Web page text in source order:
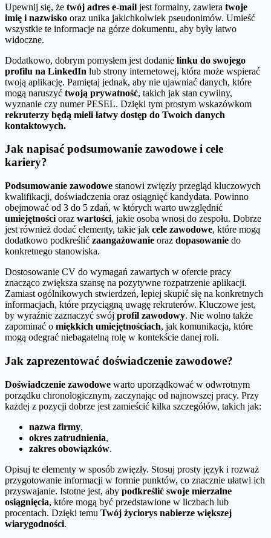
Upewnij się, że twój adres e-mail jest formalny, zawiera twoje
imię i nazwisko oraz unika jakichkolwiek pseudonimów. Umieść
wszystkie te informacje na górze dokumentu, aby były łatwo
widoczne.
Dodatkowo, dobrym pomysłem jest dodanie linku do swojego
profilu na LinkedIn lub strony internetowej, która może wspierać
twoją aplikację. Pamiętaj jednak, aby nie ujawniać danych, które
mogą naruszyć twoją prywatność, takich jak stan cywilny,
wyznanie czy numer PESEL. Dzięki tym prostym wskazówkom
rekruterzy będą mieli łatwy dostęp do Twoich danych
kontaktowych.
Jak napisać podsumowanie zawodowe i cele
kariery?
Podsumowanie zawodowe stanowi zwięzły przegląd kluczowych
kwalifikacji, doświadczenia oraz osiągnięć kandydata. Powinno
obejmować od 3 do 5 zdań, w których warto uwzględnić
umiejętności oraz wartości, jakie osoba wnosi do zespołu. Dobrze
jest również dodać elementy, takie jak cele zawodowe, które mogą
dodatkowo podkreślić zaangażowanie oraz dopasowanie do
konkretnego stanowiska.
Dostosowanie CV do wymagań zawartych w ofercie pracy
znacząco zwiększa szansę na pozytywne rozpatrzenie aplikacji.
Zamiast ogólnikowych stwierdzeń, lepiej skupić się na konkretnych
informacjach, które przyciągną uwagę rekruterów. Kluczowe jest,
by wyraźnie zaznaczyć swój profil zawodowy. Nie wolno także
zapominać o miękkich umiejętnościach, jak komunikacja, które
mogą odegrać niebagatelną rolę w kontekście danej roli.
Jak zaprezentować doświadczenie zawodowe?
Doświadczenie zawodowe warto uporządkować w odwrotnym
porządku chronologicznym, zaczynając od najnowszej pracy. Przy
każdej z pozycji dobrze jest zamieścić kilka szczegółów, takich jak:
nazwa firmy,
okres zatrudnienia,
zakres obowiązków.
Opisuj te elementy w sposób zwięzły. Stosuj prosty język i rozważ
przygotowanie informacji w formie punktów, co znacznie ułatwi ich
przyswajanie. Istotne jest, aby podkreślić swoje mierzalne
osiągnięcia, które mogą być przedstawione w liczbach lub
procentach. Dzięki temu Twój życiorys nabierze większej
wiarygodności.